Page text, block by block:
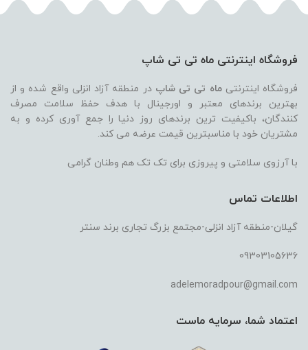
فروشگاه اینترنتی ماه تی تی شاپ
فروشگاه اینترنتیماه تی تی شاپ در منطقه آزاد انزلی واقع شده و از
بهترین برندهای معتبر و اورجینال با هدف حفظ سلامت مصرف
کنندگان، باکیفیت ترین برندهای روز دنیا را جمع آوری کرده و به
مشتریان خود با مناسبترین قیمت عرضه می کند.
با آرزوی سلامتی و پیروزی برای تک تک هم وطنان گرامی
اطلاعات تماس
گیلان-منطقه آزاد انزلی-مجتمع بزرگ تجاری برند سنتر
09303105636
adelemoradpour@gmail.com
اعتماد شما، سرمایه ماست